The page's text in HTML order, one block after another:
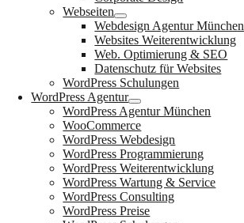
Webseiten
Webdesign Agentur München
Websites Weiterentwicklung
Web. Optimierung & SEO
Datenschutz für Websites
WordPress Schulungen
WordPress Agentur
WordPress Agentur München
WooCommerce
WordPress Webdesign
WordPress Programmierung
WordPress Weiterentwicklung
WordPress Wartung & Service
WordPress Consulting
WordPress Preise